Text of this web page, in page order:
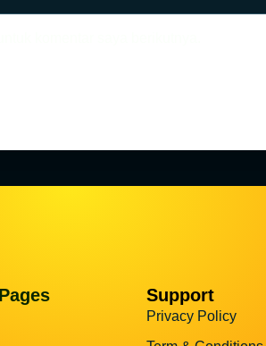
Support
Privacy Policy